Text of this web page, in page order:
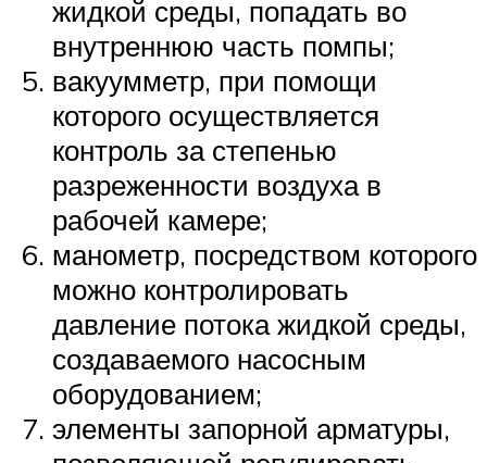
жидкой среды, попадать во
внутреннюю часть помпы;
вакуумметр, при помощи
которого осуществляется
контроль за степенью
разреженности воздуха в
рабочей камере;
манометр, посредством которого
можно контролировать
давление потока жидкой среды,
создаваемого насосным
оборудованием;
элементы запорной арматуры,